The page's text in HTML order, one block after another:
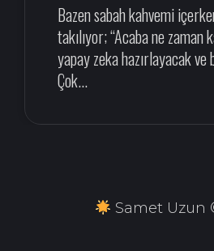
Bazen sabah kahvemi
takılıyor; “Acaba ne zaman
yapay zeka hazırlayacak
Çok...
Samet Uzun